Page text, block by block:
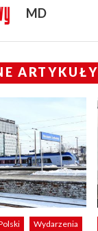
MD
ARTYKUŁY
Wydarzenia